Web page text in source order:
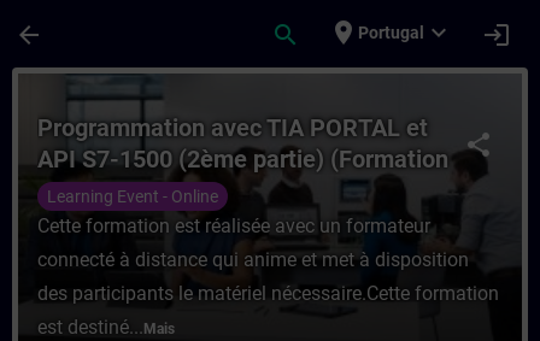
arrow_back search place Portugal expand_more login
Curso - Programmation avec TIA
share
Programmation avec TIA PORTAL et
API S7-1500 (2ème partie) (Formation
à distance)
Learning Event - Online
Cette formation est réalisée avec un formateur
connecté à distance qui anime et met à disposition
des participants le matériel nécessaire.Cette formation
est destiné... Mais